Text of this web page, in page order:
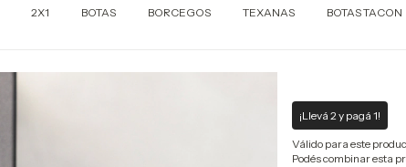
2X1 BOTAS BORCEGOS TEXANAS BOTAS TACON
¡Llevá 2 y pagá 1!
Válido para este
Podés combinar esta